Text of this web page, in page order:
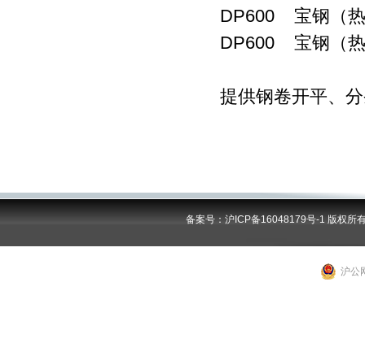
DP600 宝钢（
DP600 宝钢（
提供钢卷开平、
备案号：沪ICP备16048179号-1 版权所
沪公